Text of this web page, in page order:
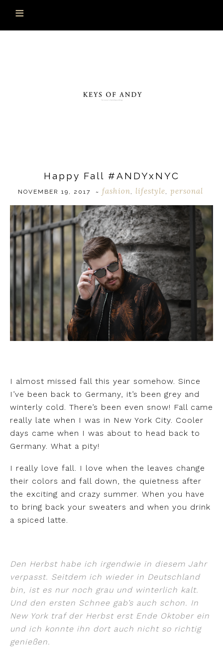
Happy Fall #ANDYxNYC
NOVEMBER 19, 2017 ~ fashion lifestyle personal
I almost missed fall this year somehow. Since
I’ve been back to Germany, it’s been grey and
winterly cold. There’s been even snow! Fall came
really late when I was in New York City. Cooler
days came when I was about to head back to
Germany. What a pity!
I really love fall. I love when the leaves change
their colors and fall down, the quietness after
the exciting and crazy summer. When you have
to bring back your sweaters and when you drink
a spiced latte.
Den Herbst habe ich irgendwie in diesem Jahr
verpasst. Seitdem ich wieder in Deutschland
bin, ist es nur noch grau und winterlich kalt.
Und den ersten Schnee gab’s auch schon. In
New York traf der Herbst erst Ende Oktober ein
und ich konnte ihn dort auch nicht so richtig
genießen.